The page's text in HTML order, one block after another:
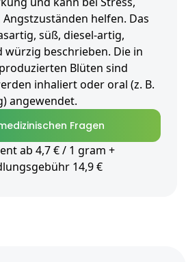
helfen. Das
süß, diesel-artig,
beschrieben. Die in
Blüten sind
inhaliert oder oral (z. B.
angewendet.
Fragen
ab 4,7 € / 1 gram +
14,9 €